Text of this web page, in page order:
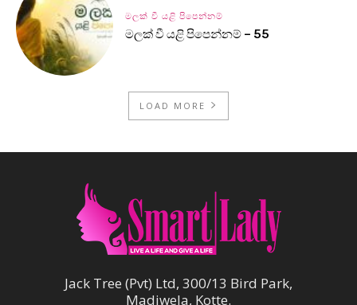
මලක් වී යළි පිපෙන්නම්
මලක් වී යළි පිපෙන්නම් – 55
LOAD MORE
Jack Tree (Pvt) Ltd, 300/13 Bird Park,
Madiwela, Kotte.